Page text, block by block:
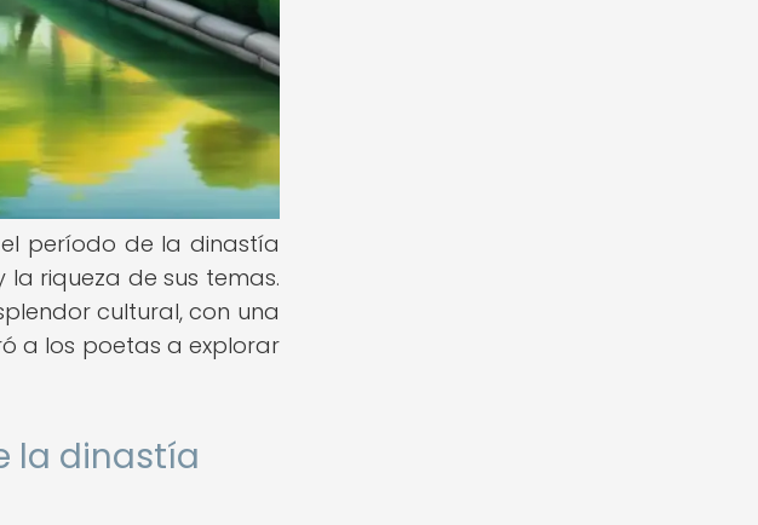
período de la dinastía
la riqueza de sus temas.
cultural, con una
a los poetas a explorar
la dinastía